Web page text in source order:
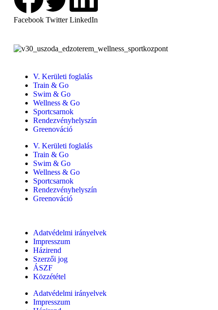
Facebook Twitter LinkedIn
V. Kerületi foglalás
Train & Go
Swim & Go
Wellness & Go
Sportcsarnok
Rendezvényhelyszín
Greenováció
V. Kerületi foglalás
Train & Go
Swim & Go
Wellness & Go
Sportcsarnok
Rendezvényhelyszín
Greenováció
Adatvédelmi irányelvek
Impresszum
Házirend
Szerzői jog
ÁSZF
Közzététel
Adatvédelmi irányelvek
Impresszum